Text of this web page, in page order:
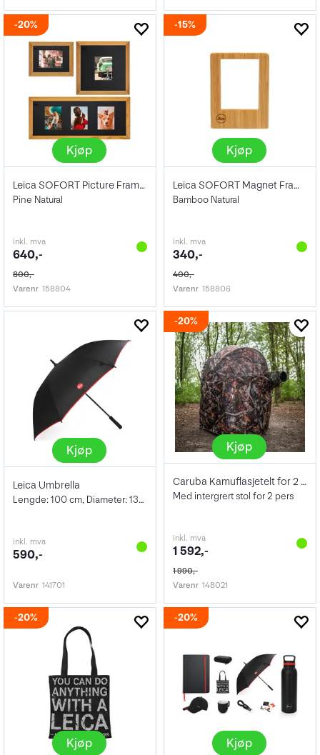
20%
Kjøp
Leica SOFORT Picture Frame-Set
Pine Natural
inkl. mva
640,-
800,-
Varenr 158804
15%
Kjøp
Leica SOFORT Magnet Frame-Set
Bamboo Natural
inkl. mva
340,-
400,-
Varenr 158806
Kjøp
Leica Umbrella
Lengde: 100 cm, Diameter: 132 cm
inkl. mva
590,-
Varenr 141701
20%
Kjøp
Caruba Kamuflasjetelt for 2 Personer
Med intergrert stol for 2 pers
inkl. mva
1 592,-
1 990,-
Varenr 148021
20%
Kjøp
20%
Kjøp